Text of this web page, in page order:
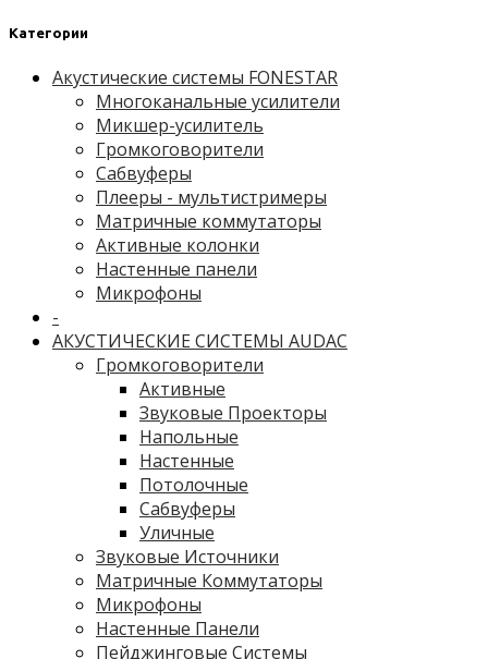
Категории
Акустические системы FONESTAR
Многоканальные усилители
Микшер-усилитель
Громкоговорители
Сабвуферы
Плееры - мультистримеры
Матричные коммутаторы
Активные колонки
Настенные панели
Микрофоны
-
АКУСТИЧЕСКИЕ СИСТЕМЫ AUDAC
Громкоговорители
Активные
Звуковые Проекторы
Напольные
Настенные
Потолочные
Сабвуферы
Уличные
Звуковые Источники
Матричные Коммутаторы
Микрофоны
Настенные Панели
Пейджинговые Системы